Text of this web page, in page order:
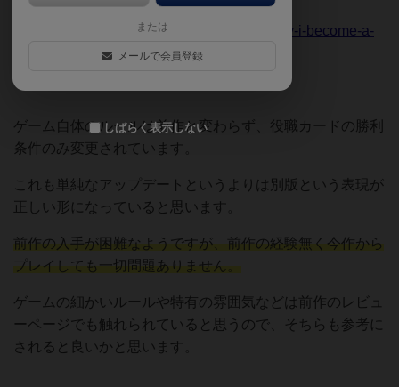
ボドゲーマのリンクはこちら
https://bodoge.hoobby.net/games/in-this-way-i-become-a-
ゲーム自体のルールは前作と変わらず、役職カードの勝利
条件のみ変更されています。
これも単純なアップデートというよりは別版という表現が
正しい形になっていると思います。
前作の入手が困難なようですが、前作の経験無く今作から
プレイしても一切問題ありません。
ゲームの細かいルールや特有の雰囲気などは前作のレビュ
ーページでも触れられていると思うので、そちらも参考に
されると良いかと思います。
または
メールで会員登録
しばらく表示しない